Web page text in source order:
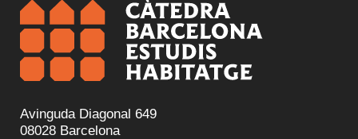
Avinguda Diagonal 649
08028 Barcelona